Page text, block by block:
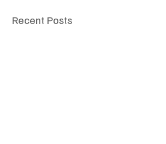
Recent Posts